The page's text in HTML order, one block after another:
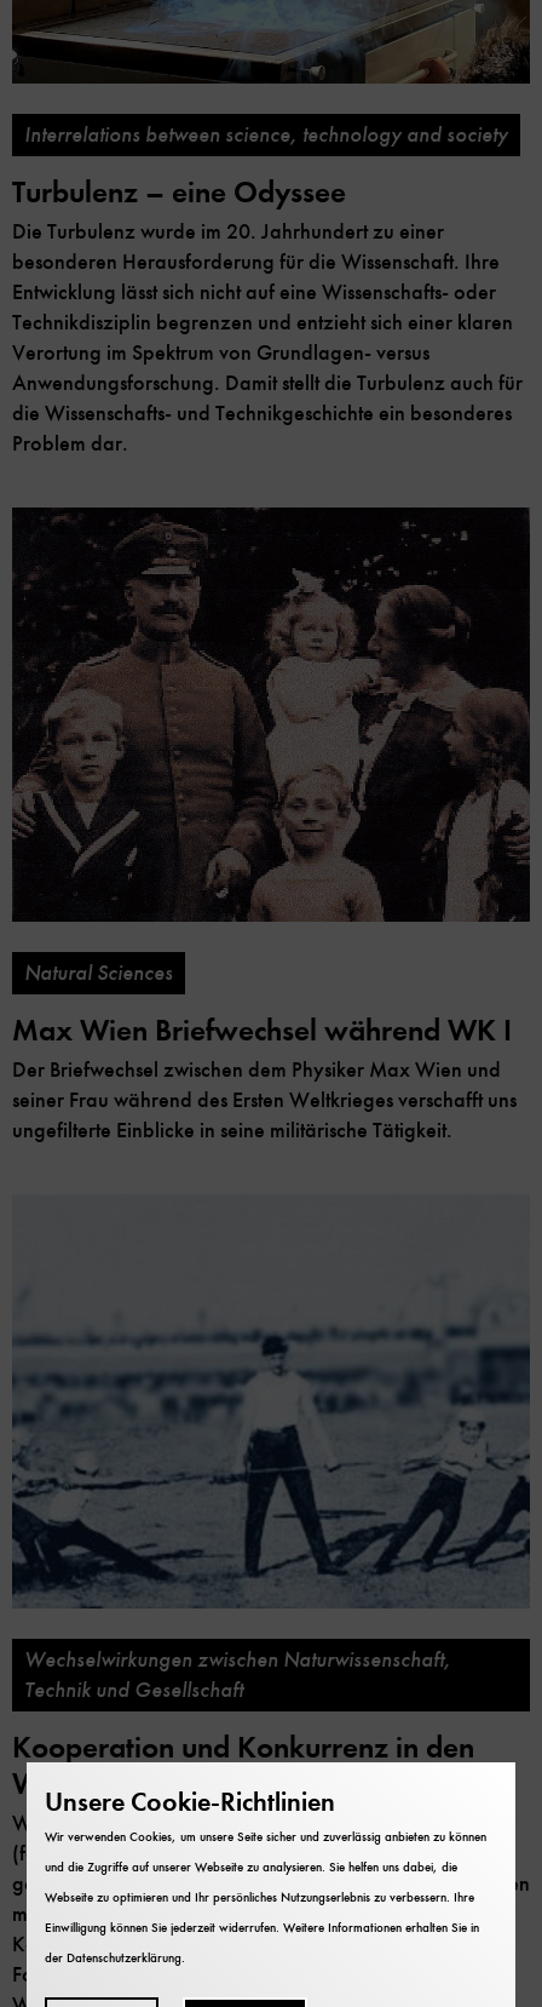
Interrelations between science, technology and society
Turbulenz – eine Odyssee
Die Turbulenz wurde im 20. Jahrhundert zu einer
besonderen Herausforderung für die Wissenschaft. Ihre
Entwicklung lässt sich nicht auf eine Wissenschafts- oder
Technikdisziplin begrenzen und entzieht sich einer klaren
Verortung im Spektrum von Grundlagen- versus
Anwendungsforschung. Damit stellt die Turbulenz auch für
die Wissenschafts- und Technikgeschichte ein besonderes
Problem dar.
Natural Sciences
Max Wien Briefwechsel während WK I
Der Briefwechsel zwischen dem Physiker Max Wien und
seiner Frau während des Ersten Weltkrieges verschafft uns
ungefilterte Einblicke in seine militärische Tätigkeit.
Wechselwirkungen zwischen Naturwissenschaft,
Technik und Gesellschaft
Kooperation und Konkurrenz in den
Wissenschaften
Welche Wege nutzt die Wissenschaft, um Einfluss auf
(forschungspolitische) Entscheidungen zu nehmen? Wie
gelingt es den Wissenschaftsorganisationen, ihre Interessen
miteinander abzustimmen? Und wie gehen sie mit
Konflikten um? Diese und weitere Fragen untersucht das
Forschungsprojekt zur Allianz der
Unsere Cookie-Richtlinien
Wir verwenden Cookies, um unsere Seite sicher und zuverlässig anbieten zu können
und die Zugriffe auf unserer Webseite zu analysieren. Sie helfen uns dabei, die
Webseite zu optimieren und Ihr persönliches Nutzungserlebnis zu verbessern. Ihre
Einwilligung können Sie jederzeit widerrufen. Weitere Informationen erhalten Sie in
derDatenschutzerklärung